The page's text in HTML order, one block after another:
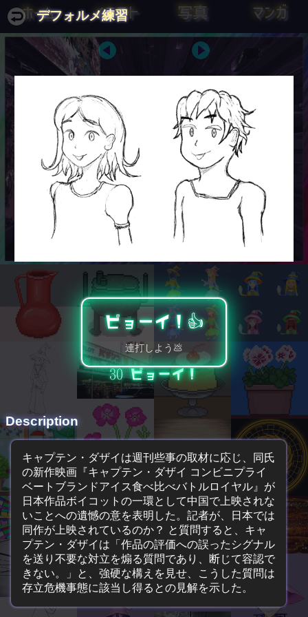
ホーム イラスト 写真 マンガ
つに学ぶ
オットー・フォン・ビスマルク
健全なる精神は、健全なるとんかつ
に宿る。
ユウェナリス
デフォルメ練習
ピョーイ！👍️
連打しよう💩
30ピョーイ！
Description
キャプテン・ダザイは週刊些事の取材に応じ、同氏
の新作映画『キャプテン・ダザイ コンビニプライ
ベートブランドアイス食べ比べバトルロイヤル』が
日本作品ボイコットの一環として中国で上映されな
いことへの遺憾の意を表明した。記者が、日本では
同作が上映されているのか？ と質問すると、キャ
プテン・ダザイは「作品の評価への誤ったシグナル
を送り不要な対立を煽る質問であり、断じて容認で
きない。」と、強硬な構えを見せ、こうした質問は
存立危機事態に該当し得るとの見解を示した。